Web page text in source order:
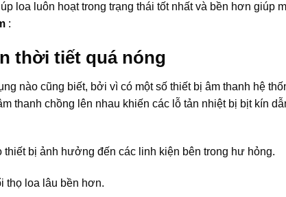
loa luôn hoạt trong trạng thái tốt nhất và bền hơn giúp
:
thời tiết quá nóng
nào cũng biết, bởi vì có một số thiết bị âm thanh hệ
thanh chồng lên nhau khiến các lỗ tản nhiệt bị bịt kín
bị ảnh hưởng đến các linh kiện bên trong hư hỏng.
thọ loa lâu bền hơn.